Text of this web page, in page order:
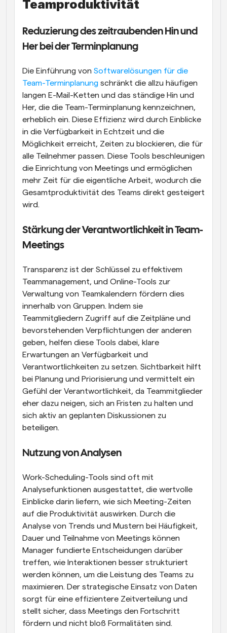
Teamproduktivität
Reduzierung des zeitraubenden Hin und
Her bei der Terminplanung
Die Einführung von Softwarelösungen für die
Team-Terminplanung schränkt die allzu häufigen
langen E-Mail-Ketten und das ständige Hin und
Her, die die Team-Terminplanung kennzeichnen,
erheblich ein. Diese Effizienz wird durch Einblicke
in die Verfügbarkeit in Echtzeit und die
Möglichkeit erreicht, Zeiten zu blockieren, die für
alle Teilnehmer passen. Diese Tools beschleunigen
die Einrichtung von Meetings und ermöglichen
mehr Zeit für die eigentliche Arbeit, wodurch die
Gesamtproduktivität des Teams direkt gesteigert
wird.
Stärkung der Verantwortlichkeit in Team-
Meetings
Transparenz ist der Schlüssel zu effektivem
Teammanagement, und Online-Tools zur
Verwaltung von Teamkalendern fördern dies
innerhalb von Gruppen. Indem sie
Teammitgliedern Zugriff auf die Zeitpläne und
bevorstehenden Verpflichtungen der anderen
geben, helfen diese Tools dabei, klare
Erwartungen an Verfügbarkeit und
Verantwortlichkeiten zu setzen. Sichtbarkeit hilft
bei Planung und Priorisierung und vermittelt ein
Gefühl der Verantwortlichkeit, da Teammitglieder
eher dazu neigen, sich an Fristen zu halten und
sich aktiv an geplanten Diskussionen zu
beteiligen.
Nutzung von Analysen
Work-Scheduling-Tools sind oft mit
Analysefunktionen ausgestattet, die wertvolle
Einblicke darin liefern, wie sich Meeting-Zeiten
auf die Produktivität auswirken. Durch die
Analyse von Trends und Mustern bei Häufigkeit,
Dauer und Teilnahme von Meetings können
Manager fundierte Entscheidungen darüber
treffen, wie Interaktionen besser strukturiert
werden können, um die Leistung des Teams zu
maximieren. Der strategische Einsatz von Daten
sorgt für eine effizientere Zeitverteilung und
stellt sicher, dass Meetings den Fortschritt
fördern und nicht bloß Formalitäten sind.